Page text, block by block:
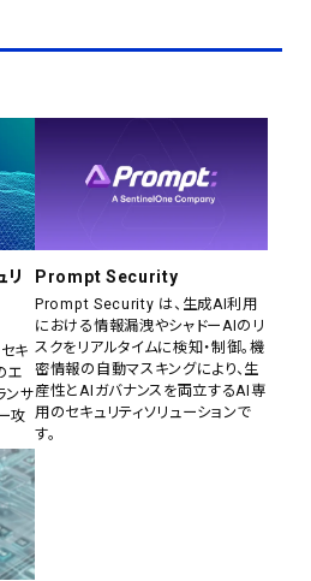
リ
キ
エ
ンサ
攻
Prompt Security
Prompt Security は、生成AI利用
における情報漏洩やシャドーAIのリ
スクをリアルタイムに検知・制御。機
密情報の自動マスキングにより、生
産性とAIガバナンスを両立するAI専
用のセキュリティソリューションで
す。